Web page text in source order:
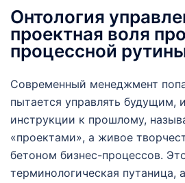
Онтология
проектная воля
процессной
Современный менеджмент
пытается управлять будущим,
инструкции к прошлому,
«проектами», а живое
бетоном бизнес-процессов.
терминологическая путаница,